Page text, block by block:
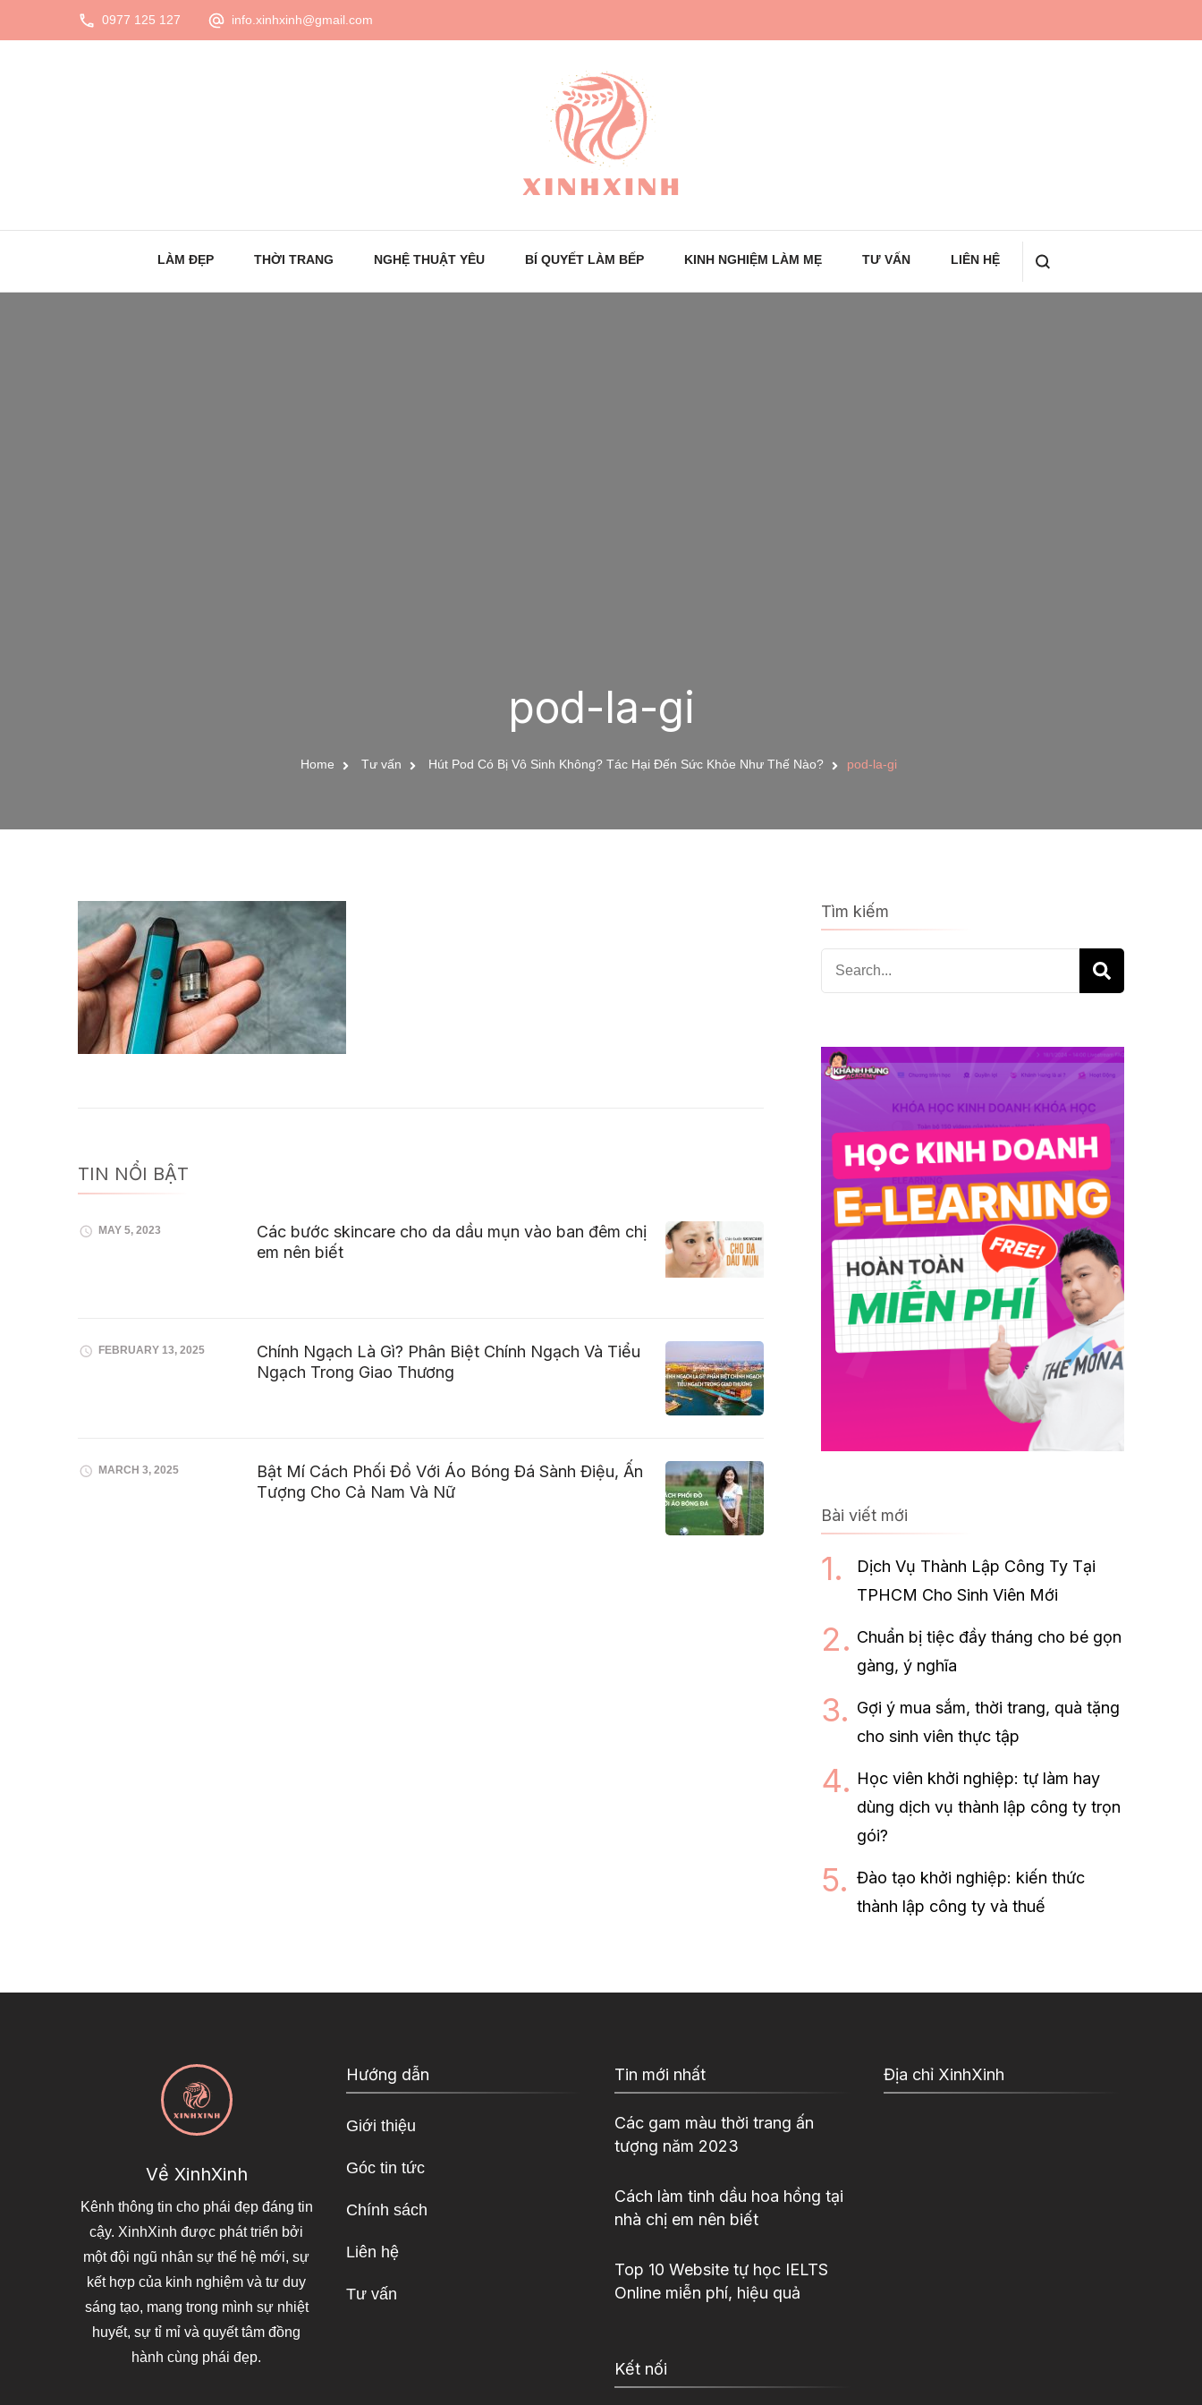
0977 125 127 info.xinhxinh@gmail.com
XinhXinh
Trang tin tức cho phái đẹp
LÀM ĐẸP THỜI TRANG NGHỆ THUẬT YÊU BÍ QUYẾT LÀM BẾP KINH NGHIỆM LÀM MẸ TƯ VẤN LIÊN HỆ
pod-la-gi
Home Tư vấn Hút Pod Có Bị Vô Sinh Không? Tác Hại Đến Sức Khỏe Như Thế Nào? pod-la-gi
TIN NỔI BẬT
MAY 5, 2023
Các bước skincare cho da dầu mụn vào ban đêm chị
em nên biết
FEBRUARY 13, 2025
Chính Ngạch Là Gì? Phân Biệt Chính Ngạch Và Tiểu
Ngạch Trong Giao Thương
MARCH 3, 2025
Bật Mí Cách Phối Đồ Với Áo Bóng Đá Sành Điệu, Ấn
Tượng Cho Cả Nam Và Nữ
Tìm kiếm
Search
for:
Bài viết mới
Dịch Vụ Thành Lập Công Ty Tại
TPHCM Cho Sinh Viên Mới
Chuẩn bị tiệc đầy tháng cho bé gọn
gàng, ý nghĩa
Gợi ý mua sắm, thời trang, quà tặng
cho sinh viên thực tập
Học viên khởi nghiệp: tự làm hay
dùng dịch vụ thành lập công ty trọn
gói?
Đào tạo khởi nghiệp: kiến thức
thành lập công ty và thuế
Về XinhXinh
Kênh thông tin cho phái đẹp đáng tin
cậy. XinhXinh được phát triển bởi
một đội ngũ nhân sự thế hệ mới, sự
kết hợp của kinh nghiệm và tư duy
sáng tạo, mang trong mình sự nhiệt
huyết, sự tỉ mỉ và quyết tâm đồng
hành cùng phái đẹp.
Hướng dẫn
Giới thiệu
Góc tin tức
Chính sách
Liên hệ
Tư vấn
Tin mới nhất
Các gam màu thời trang ấn
tượng năm 2023
Cách làm tinh dầu hoa hồng tại
nhà chị em nên biết
Top 10 Website tự học IELTS
Online miễn phí, hiệu quả
Kết nối
Địa chỉ XinhXinh